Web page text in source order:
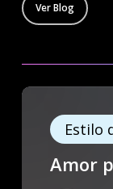
Ver Blog
Amor
animales
Estilo
Amor